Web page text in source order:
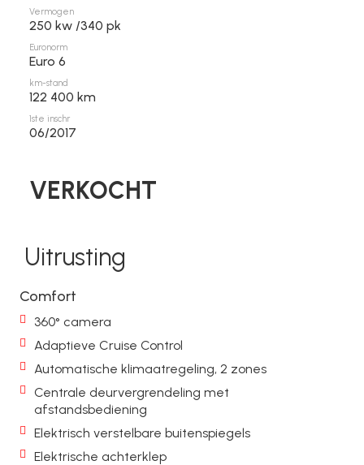
Vermogen
250 kw /340 pk
Euronorm
Euro 6
km-stand
122 400 km
1ste inschr
06/2017
VERKOCHT
Uitrusting
Comfort
360° camera
Adaptieve Cruise Control
Automatische klimaatregeling, 2 zones
Centrale deurvergrendeling met
afstandsbediening
Elektrisch verstelbare buitenspiegels
Elektrische achterklep